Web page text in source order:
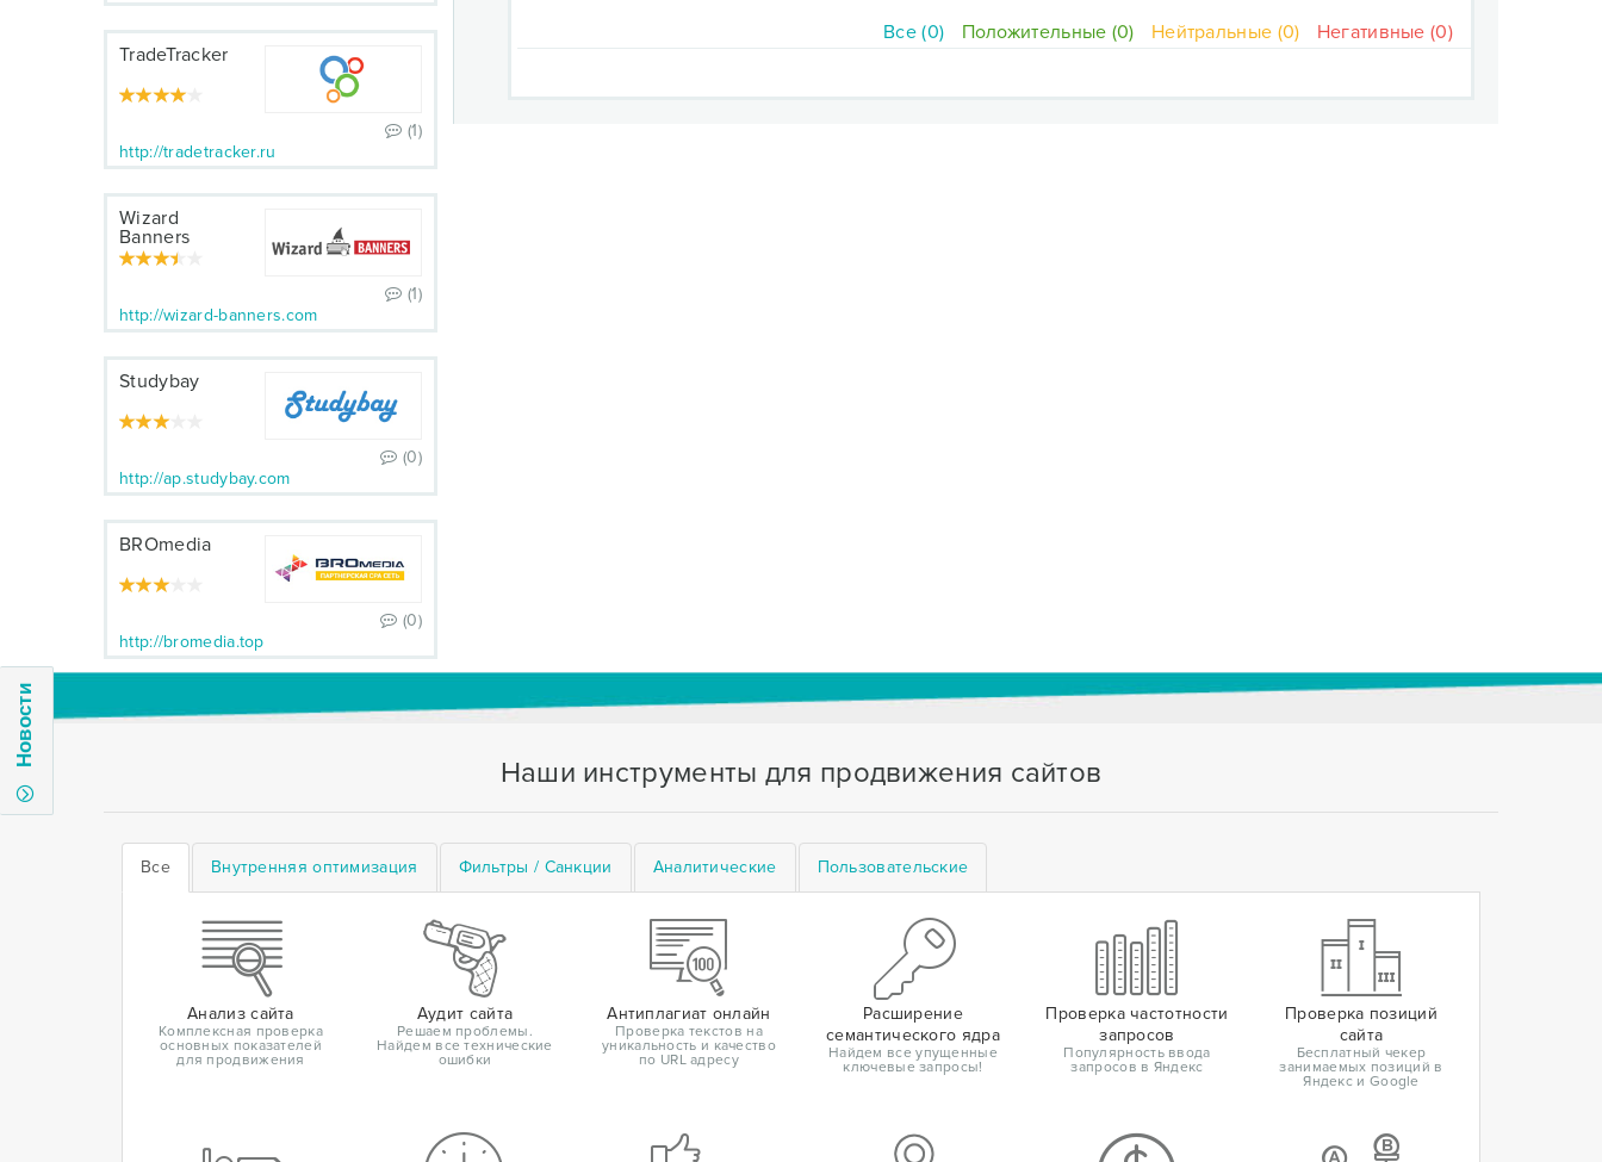
Новости
TradeTracker
(1)
http://tradetracker.ru
Wizard
Banners
(1)
http://wizard-banners.com
Studybay
(0)
http://ap.studybay.com
BROmedia
(0)
http://bromedia.top
Все (0) Положительные (0) Нейтральные (0) Негативные (0)
Наши инструменты для продвижения сайтов
Все Внутренняя оптимизация Фильтры / Санкции Аналитические Пользовательские
Анализ сайта
Комплексная проверка
основных показателей
для продвижения
Аудит сайта
Решаем проблемы.
Найдем все технические
ошибки
Антиплагиат онлайн
Проверка текстов на
уникальность и качество
по URL адресу
Расширение
семантического ядра
Найдем все упущенные
ключевые запросы!
Проверка частотности
запросов
Популярность ввода
запросов в Яндекс
Проверка позиций
сайта
Бесплатный чекер
занимаемых позиций в
Яндекс и Google